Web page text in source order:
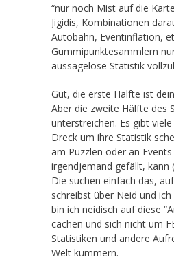
“nur noch Mist auf die
Jigidis, Kombinationen
Autobahn, Eventinflation,
Gummipunktesammlern
aussagelose Statistik
Gut, die erste Hälfte ist
Aber die zweite Hälfte des
unterstreichen. Es gibt
Dreck um ihre Statistik
am Puzzlen oder an
irgendjemand gefällt, kann
Die suchen einfach das,
schreibst über Neid und
bin ich neidisch auf diese
cachen und sich nicht um
Statistiken und andere
Welt kümmern.